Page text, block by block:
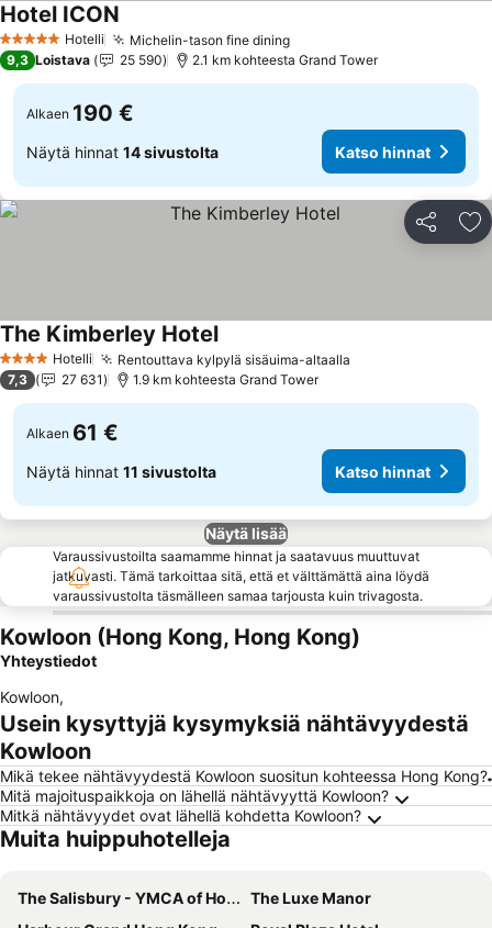
5 Tähtiluokitus
Hotelli Michelin-tason fine dining
Hotel ICON
9,3 Loistava 25 590 2.1 km kohteesta Grand Tower
Alkaen 190 €
Näytä hinnat 14 sivustolta Katso hinnat
Jaa
4 Tähtiluokitus
Hotelli Rentouttava kylpylä sisäuima-altaalla
The Kimberley Hotel
7,3 27 631 1.9 km kohteesta Grand Tower
Alkaen 61 €
Näytä hinnat 11 sivustolta Katso hinnat
Näytä lisää
Varaussivustoilta saamamme hinnat ja saatavuus muuttuvat
jatkuvasti. Tämä tarkoittaa sitä, että et välttämättä aina löydä
varaussivustolta täsmälleen samaa tarjousta kuin trivagosta.
Kowloon (Hong Kong, Hong Kong)
Yhteystiedot
Kowloon,
Usein kysyttyjä kysymyksiä nähtävyydestä
Kowloon
Mikä tekee nähtävyydestä Kowloon suositun kohteessa Hong Kong?
Mitä majoituspaikkoja on lähellä nähtävyyttä Kowloon?
Mitkä nähtävyydet ovat lähellä kohdetta Kowloon?
Muita huippuhotelleja
The Salisbury - YMCA of Hong Kong
The Luxe Manor